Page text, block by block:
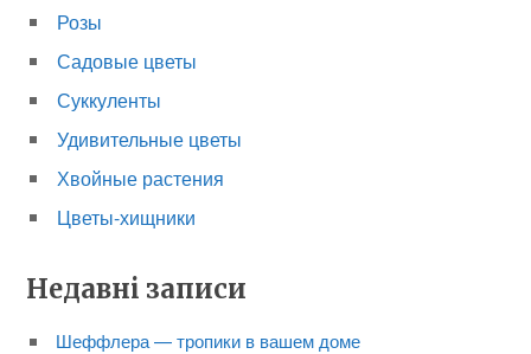
Розы
Садовые цветы
Суккуленты
Удивительные цветы
Хвойные растения
Цветы-хищники
Недавні записи
Шеффлера — тропики в вашем доме